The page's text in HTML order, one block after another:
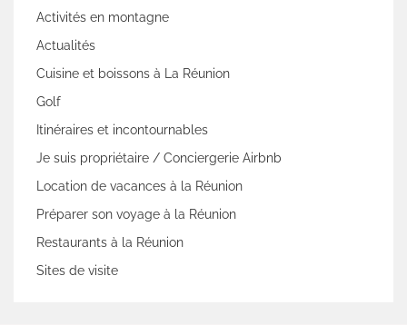
Activités en montagne
Actualités
Cuisine et boissons à La Réunion
Golf
Itinéraires et incontournables
Je suis propriétaire / Conciergerie Airbnb
Location de vacances à la Réunion
Préparer son voyage à la Réunion
Restaurants à la Réunion
Sites de visite